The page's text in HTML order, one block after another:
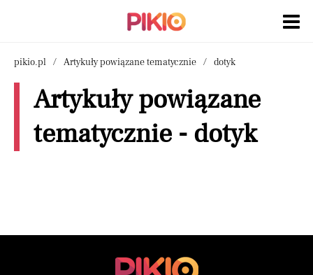
pikio.pl Artykuły powiązane tematycznie dotyk
Artykuły powiązane
tematycznie - dotyk